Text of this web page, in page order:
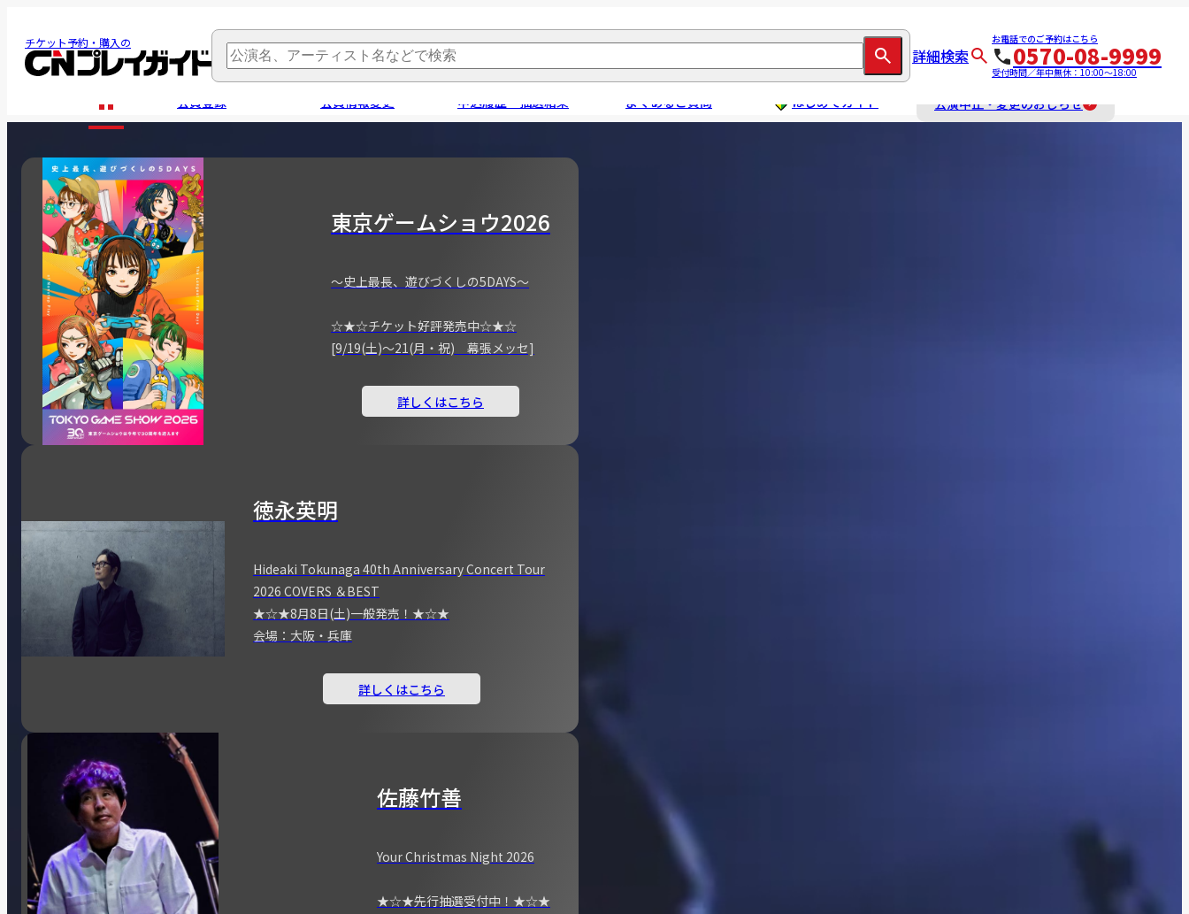
チケット予約・購入の
詳細検索
お電話でのご予約はこちら
0570-08-9999
受付時間／年中無休：10:00～18:00
会員登録 会員情報変更 申込履歴・抽選結果 よくあるご質問 はじめてガイド 公演中止・変更のおしらせ
東京ゲームショウ2026
～史上最長、遊びづくしの5DAYS～
☆★☆チケット好評発売中☆★☆
[9/19(土)～21(月・祝) 幕張メッセ]
詳しくはこちら
徳永英明
Hideaki Tokunaga 40th Anniversary Concert Tour
2026 COVERS ＆BEST
★☆★8月8日(土)一般発売！★☆★
会場：大阪・兵庫
詳しくはこちら
佐藤竹善
Your Christmas Night 2026
★☆★先行抽選受付中！★☆★